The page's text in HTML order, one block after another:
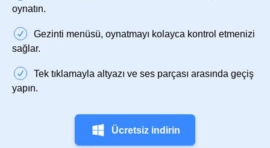
oynatın.
Gezinti menüsü, oynatmayı kolayca kontrol etmenizi
sağlar.
Tek tıklamayla altyazı ve ses parçası arasında geçiş
yapın.
Ücretsiz indirin